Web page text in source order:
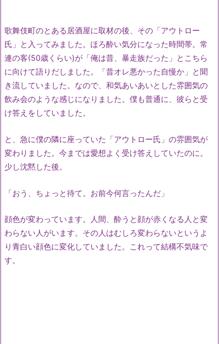
歌舞伎町のとある居酒屋に取材の後、その「アウトロー
氏」と入ってみました。ほろ酔い気分になった時間帯。常
連の客(50歳くらい)が「俺は昔、暴走族だった」とこちら
に向けて語りだしました。「昔オレ悪かった自慢か」と聞
き流していました。なので、和気あいあいとした雰囲気の
飲み会のような感じになりました。僕も普通に、彼らと受
け答えをしていました。
と、急に僕の隣に座っていた「アウトロー氏」の雰囲気が
変わりました。今までは愛想よく受け答えしていたのに。
少し沈黙した後。
「おう、ちょっと待て。お前今何言ったんだ」
顔色が変わっています。人間、酔うと顔が赤くなる人と変
わらない人がいます。その人はむしろ変わらないというよ
り青白い顔色に変化していました。これって結構不気味で
す。